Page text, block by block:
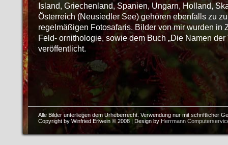
Island, Griechenland, Spanien, Ungarn, Holland,
Österreich (Neusiedler See) gehören ebenfalls zu
regelmäßigen Fotosafaris. Bilder von mir wurden in
Feld- ornithologie, sowie dem Buch „Die Namen der
veröffentlicht.
Alle Bilder unterliegen dem Urheberrecht. Verwendung nur mit schriftlicher
Copyright by Winfried Erlwein © 2008 | Design by Herrmann